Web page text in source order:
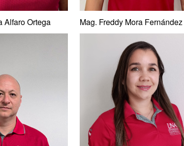
Alfaro Ortega Mag. Freddy Mora Fernández